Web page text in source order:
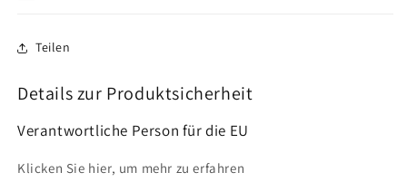
Teilen
Details zur Produktsicherheit
Verantwortliche Person für die EU
Klicken Sie hier, um mehr zu erfahren